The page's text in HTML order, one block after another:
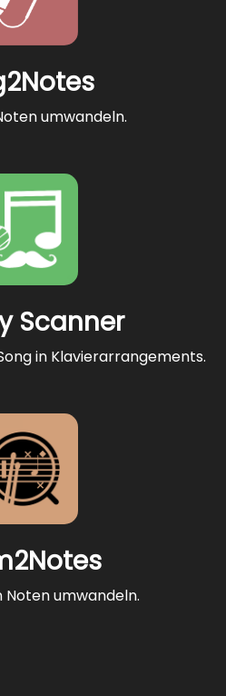
umwandeln.
Scanner
in Klavierarrangements.
Noten umwandeln.